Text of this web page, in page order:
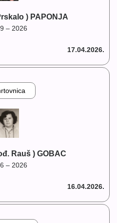
) PAPONJA
– 2026
17.04.2026.
Rauš ) GOBAC
– 2026
16.04.2026.